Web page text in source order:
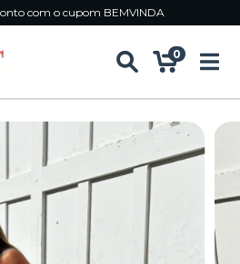
com o cupom BEMVINDA
0